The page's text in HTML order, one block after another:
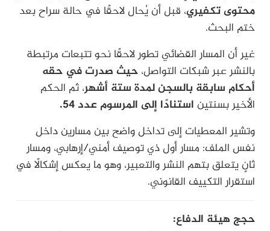
محتوى تكفيري، قبل أن يُحال لاحقًا في حالة سراح بعد
ختم البحث.
غير أن المسار القضائي تطور لاحقًا نحو تتبعات مرتبطة
بالنشر عبر شبكات التواصل، حيث صدرت في حقه
أحكام سابقة بالسجن لمدة ستة أشهر، ثم الحكم
الأخير بسنتين استنادًا إلى المرسوم عدد 54.
وتشير المعطيات إلى تداخل واضح بين مسارين داخل
نفس الملف: مسار أول ذي توصيف أمني/إرهابي، ومسار
ثانٍ يتعلق بتهم النشر والتعبير، وهو ما يعكس إشكالًا في
استقرار التكييف القانوني.
حجج هيئة الدفاع: